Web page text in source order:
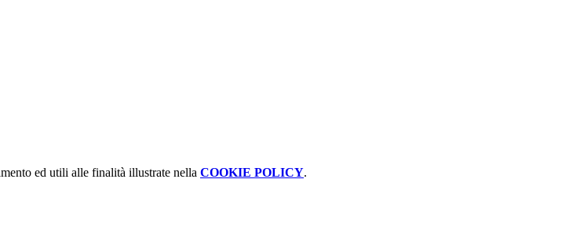
ed utili alle finalità illustrate nella COOKIE POLICY.